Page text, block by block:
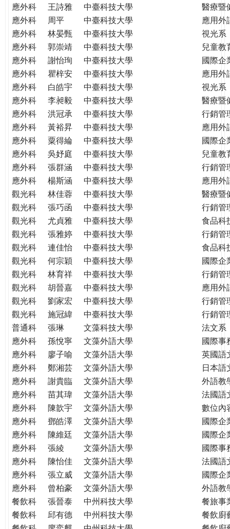
應外科
王詩雅 中臺科技大學
醫療暨
應外科
周平 中臺科技大學
應用外
應外科
林晏甄 中臺科技大學
視光系
應外科
郭崇靖 中臺科技大學
兒童教
應外科
謝怡珣 中臺科技大學
國際企
應外科
瞿梓安 中臺科技大學
應用外
應外科
白皓宇 中臺科技大學
視光系
應外科
李昶毅 中臺科技大學
醫療暨
應外科
洪冠承 中臺科技大學
行銷管
應外科
黃裕昇 中臺科技大學
應用外
應外科
粟得綸 中臺科技大學
國際企
應外科
吳妤庭 中臺科技大學
兒童教
應外科
張群涵 中臺科技大學
行銷管
應外科
楊斯涵 中臺科技大學
應用外
觀光科
林佳蓉 中臺科技大學
醫療暨
觀光科
張巧函 中臺科技大學
行銷管
觀光科
尤貞雅 中臺科技大學
食品科
觀光科
張雅婷 中臺科技大學
行銷管
觀光科
連佳怡 中臺科技大學
食品科
觀光科
何宗穎 中臺科技大學
國際企
觀光科
林育祥 中臺科技大學
行銷管
觀光科
胡晉嘉 中臺科技大學
應用外
觀光科
劉家宏 中臺科技大學
行銷管
觀光科
施冠緯 中臺科技大學
行銷管
普通科
張琳 文藻科技大學
法文系
應外科
孫悅寧 文藻外語大學
國際事
應外科
廖子喻 文藻外語大學
英國語
應外科
鄭湘芸 文藻外語大學
日本語
應外科
謝貴臨 文藻外語大學
外語教
應外科
苗其瑋 文藻外語大學
法國語
應外科
陳歆宇 文藻外語大學
數位內
應外科
鄧皓澤 文藻外語大學
國際企
應外科
陳維廷 文藻外語大學
國際企
應外科
張綾 文藻外語大學
國際事
應外科
陳怡佳 文藻外語大學
法國語
應外科
張立威 文藻外語大學
國際企
應外科
曾柏豪 文藻外語大學
外語教
餐飲科
張晉泰 中州科技大學
餐旅事
餐飲科
邱有德 中州科技大學
餐飲廚